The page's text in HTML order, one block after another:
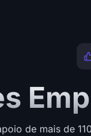
de mais de